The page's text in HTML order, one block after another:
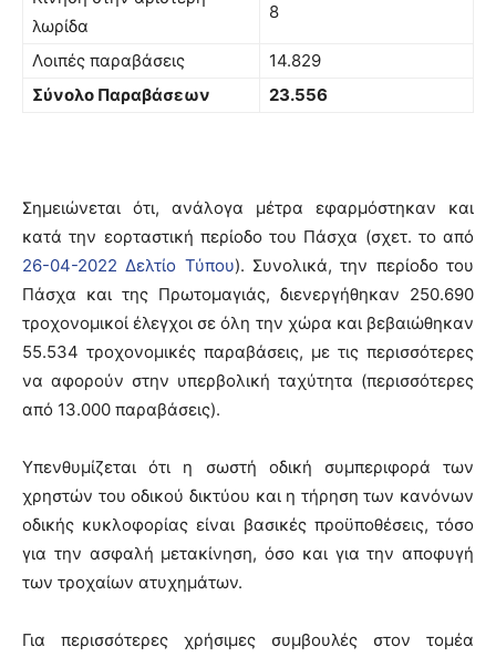
λωρίδα
8
Λοιπές παραβάσεις
14.829
Σύνολο Παραβάσεων
23.556
Σημειώνεται ότι, ανάλογα μέτρα εφαρμόστηκαν και
κατά την εορταστική περίοδο του Πάσχα (σχετ. το από
26-04-2022 Δελτίο Τύπου). Συνολικά, την περίοδο του
Πάσχα και της Πρωτομαγιάς, διενεργήθηκαν 250.690
τροχονομικοί έλεγχοι σε όλη την χώρα και βεβαιώθηκαν
55.534 τροχονομικές παραβάσεις, με τις περισσότερες
να αφορούν στην υπερβολική ταχύτητα (περισσότερες
από 13.000 παραβάσεις).
Υπενθυμίζεται ότι η σωστή οδική συμπεριφορά των
χρηστών του οδικού δικτύου και η τήρηση των κανόνων
οδικής κυκλοφορίας είναι βασικές προϋποθέσεις, τόσο
για την ασφαλή μετακίνηση, όσο και για την αποφυγή
των τροχαίων ατυχημάτων.
Για περισσότερες χρήσιμες συμβουλές στον τομέα